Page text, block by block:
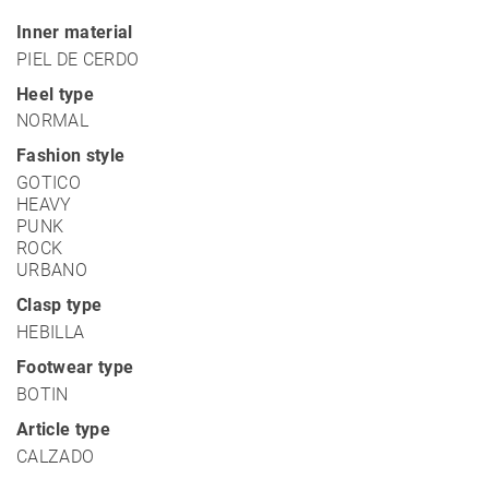
Inner material
PIEL DE CERDO
Heel type
NORMAL
Fashion style
GOTICO
HEAVY
PUNK
ROCK
URBANO
Clasp type
HEBILLA
Footwear type
BOTIN
Article type
CALZADO